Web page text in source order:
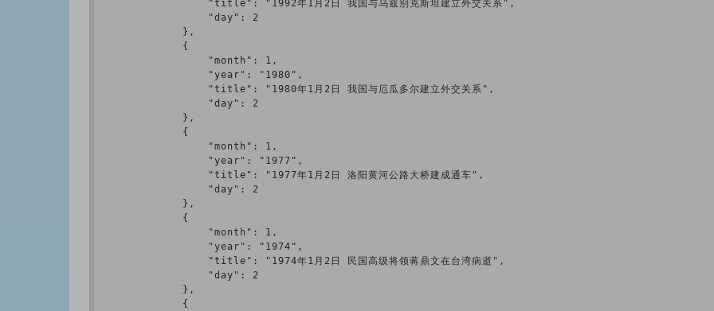
                "title": "1992年1月2日 我国与乌兹别克斯坦建立外交关系",
                "day": 2
            },
            {
                "month": 1,
                "year": "1980",
                "title": "1980年1月2日 我国与厄瓜多尔建立外交关系",
                "day": 2
            },
            {
                "month": 1,
                "year": "1977",
                "title": "1977年1月2日 洛阳黄河公路大桥建成通车",
                "day": 2
            },
            {
                "month": 1,
                "year": "1974",
                "title": "1974年1月2日 民国高级将领蒋鼎文在台湾病逝",
                "day": 2
            },
            {